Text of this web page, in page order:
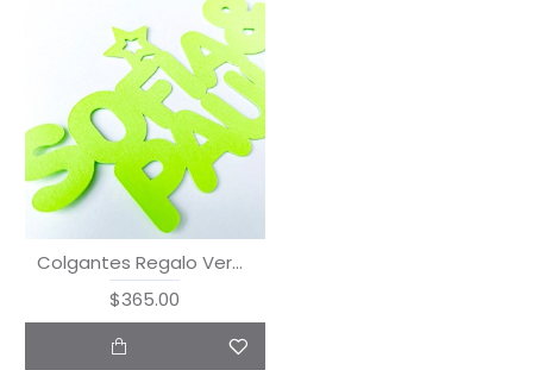
Colgantes Regalo Verde Limon
$365.00